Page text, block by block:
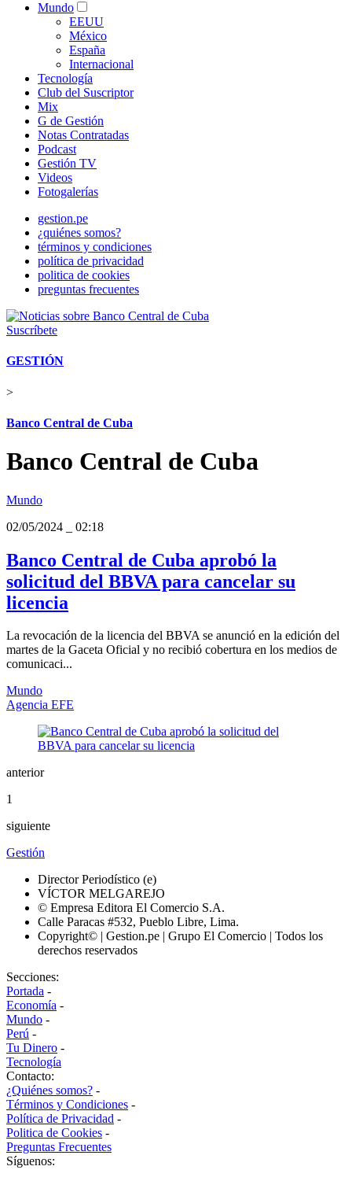
Mundo
EEUU
México
España
Internacional
Tecnología
Club del Suscriptor
Mix
G de Gestión
Notas Contratadas
Podcast
Gestión TV
Videos
Fotogalerías
gestion.pe
¿quiénes somos?
términos y condiciones
política de privacidad
politica de cookies
preguntas frecuentes
Suscríbete
GESTIÓN
>
Banco Central de Cuba
Banco Central de Cuba
Mundo
02/05/2024
02:18
Banco Central de Cuba aprobó la
solicitud del BBVA para cancelar su
licencia
La revocación de la licencia del BBVA se anunció en la edición del
martes de la Gaceta Oficial y no recibió cobertura en los medios de
comunicaci...
Mundo
Agencia EFE
anterior
1
siguiente
Gestión
Director Periodístico (e)
VÍCTOR MELGAREJO
© Empresa Editora El Comercio S.A.
Calle Paracas #532, Pueblo Libre, Lima.
Copyright© | Gestion.pe | Grupo El Comercio | Todos los
derechos reservados
Secciones:
Portada -
Economía -
Mundo -
Perú -
Tu Dinero -
Tecnología
Contacto:
¿Quiénes somos? -
Términos y Condiciones -
Política de Privacidad -
Politica de Cookies -
Preguntas Frecuentes
Síguenos: